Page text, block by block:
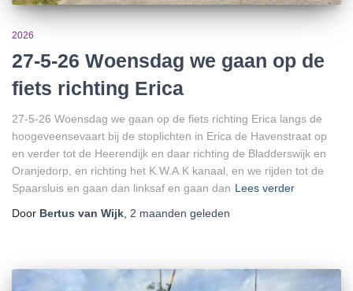
2026
27-5-26 Woensdag we gaan op de
fiets richting Erica
27-5-26 Woensdag we gaan op de fiets richting Erica langs de
hoogeveensevaart bij de stoplichten in Erica de Havenstraat op
en verder tot de Heerendijk en daar richting de Bladderswijk en
Oranjedorp, en richting het K.W.A.K kanaal, en we rijden tot de
Spaarsluis en gaan dan linksaf en gaan dan Lees verder
Door Bertus van Wijk 2 maanden geleden